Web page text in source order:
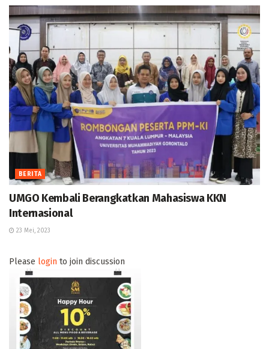
BERITA
UMGO Kembali Berangkatkan Mahasiswa KKN
Internasional
23 Mei, 2023
Please login to join discussion